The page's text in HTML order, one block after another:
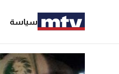
سياسة